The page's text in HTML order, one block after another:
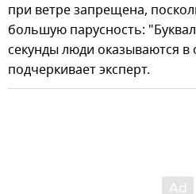
при ветре запрещена,
большую парусность:
секунды люди оказываются
подчеркивает эксперт.